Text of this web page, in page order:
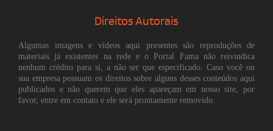
Direitos Autorais
Algumas imagens e vídeos aqui presentes são reproduções de
materiais já existentes na rede e o Portal Fama não reivindica
nenhum crédito para si, a não ser que especificado. Caso você ou
sua empresa possuam os direitos sobre alguns desses conteúdos aqui
publicados e não querem que eles apareçam em nosso site, por
favor, entre em contato e ele será prontamente removido.